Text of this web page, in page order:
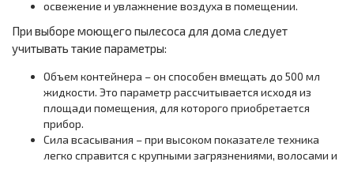
освежение и увлажнение воздуха в помещении.
При выборе моющего пылесоса для дома следует
учитывать такие параметры:
Объем контейнера – он способен вмещать до 500 мл
жидкости. Это параметр рассчитывается исходя из
площади помещения, для которого приобретается
прибор.
Сила всасывания – при высоком показателе техника
легко справится с крупными загрязнениями, волосами и